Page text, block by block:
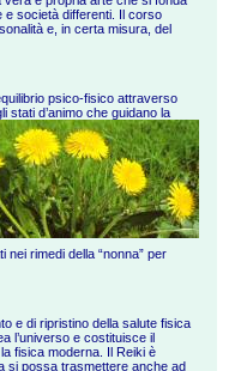
e società differenti. Il corso
e, in certa misura, del
psico-fisico attraverso
stati d’animo che guidano la
nei rimedi della “nonna” per
e di ripristino della salute fisica
l’universo e costituisce il
fisica moderna. Il Reiki è
si possa trasmettere anche ad